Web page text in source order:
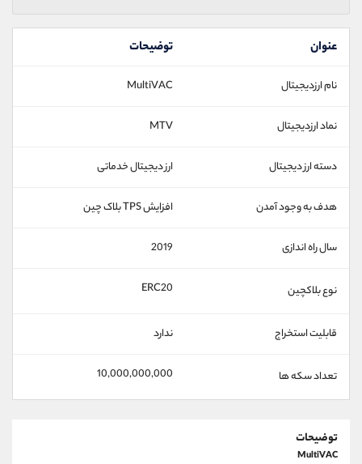
عنوان توضیحات
نام ارزدیجیتال MultiVAC
نماد ارزدیجیتال MTV
دسته ارز دیجیتال ارز دیجیتال خدماتی
هدف به وجود آمدن افزایش TPS بلاک چین
سال راه اندازی 2019
نوع بلاکچین ERC20
قابلیت استخراج ندارد
تعداد سکه ها 10,000,000,000
توضیحات
MultiVAC